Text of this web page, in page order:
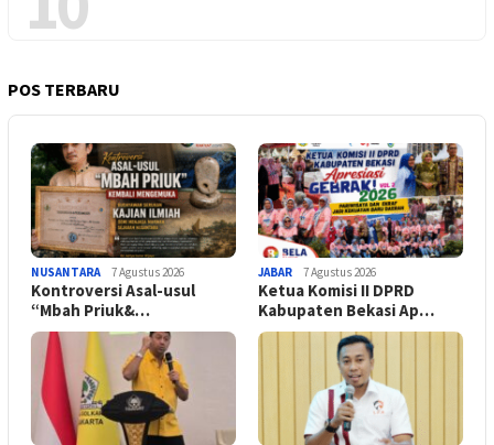
POS TERBARU
NUSANTARA 7 Agustus 2026
Kontroversi Asal-usul
“Mbah Priuk&…
JABAR 7 Agustus 2026
Ketua Komisi II DPRD
Kabupaten Bekasi Ap…